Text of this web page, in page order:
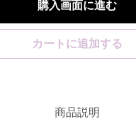
購入画面に進む
カートに追加する
商品説明